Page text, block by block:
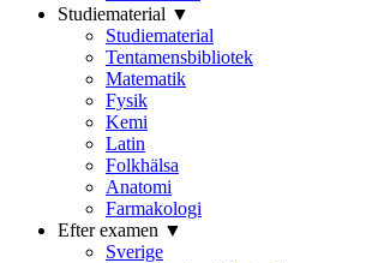
Studiematerial ▼
Studiematerial
Tentamensbibliotek
Matematik
Fysik
Kemi
Latin
Folkhälsa
Anatomi
Farmakologi
Efter examen ▼
Sverige